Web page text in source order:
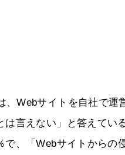
Webサイトを自社で運
言えない」と答えてい
、「Webサイトからの